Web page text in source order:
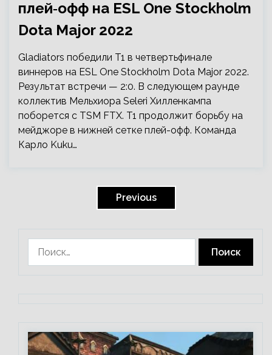
плей‑офф на ESL One Stockholm
Dota Major 2022
Gladiators победили T1 в четвертьфинале
виннеров на ESL One Stockholm Dota Major 2022.
Результат встречи — 2:0. В следующем раунде
коллектив Мельхиора Seleri Хилленкампа
поборется с TSM FTX. T1 продолжит борьбу на
мейджоре в нижней сетке плей-офф. Команда
Карло Kuku…
Previous